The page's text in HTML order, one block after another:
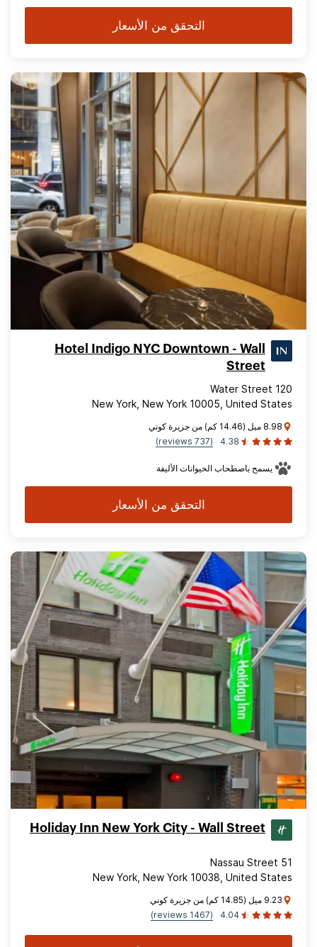
التحقق من الأسعار
Hotel Indigo NYC Downtown - Wall
Street
120 Water Street
New York, New York 10005, United States
8.98 ميل (14.46 كم) من جزيرة كوني
4.38
(737 reviews)
يسمح باصطحاب الحيوانات الأليفة
التحقق من الأسعار
Holiday Inn New York City - Wall Street
51 Nassau Street
New York, New York 10038, United States
9.23 ميل (14.85 كم) من جزيرة كوني
4.04
(1467 reviews)